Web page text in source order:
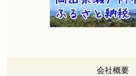
会社概要